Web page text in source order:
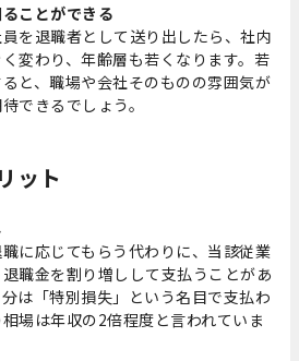
ことができる
を退職者として送り出したら、社内
変わり、年齢層も若くなります。若
と、職場や会社そのものの雰囲気が
できるでしょう。
ット
に応じてもらう代わりに、当該従業
職金を割り増しして支払うことがあ
は「特別損失」という名目で支払わ
場は年収の2倍程度と言われていま